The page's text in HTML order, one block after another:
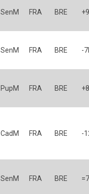
SenM FRA BRE
SenM FRA BRE -
PupM FRA BRE
CadM FRA BRE -
SenM FRA BRE